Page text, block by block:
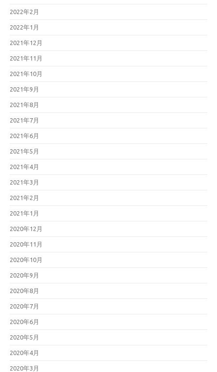
2022年2月
2022年1月
2021年12月
2021年11月
2021年10月
2021年9月
2021年8月
2021年7月
2021年6月
2021年5月
2021年4月
2021年3月
2021年2月
2021年1月
2020年12月
2020年11月
2020年10月
2020年9月
2020年8月
2020年7月
2020年6月
2020年5月
2020年4月
2020年3月